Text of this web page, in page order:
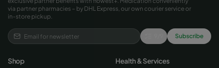
via partner pharmacies – by DHL Express, our own courier service or
in-store pickup.
Subscribe
Shop Health & Services